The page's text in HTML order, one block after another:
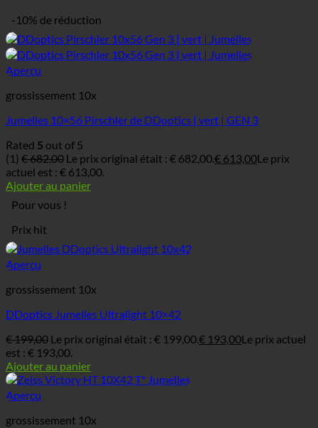
-10% de réduction
Aperçu
grossissement 10x
Jumelles 10×56 Pirschler de DDoptics | vert | GEN 3
Rated 5 out of 5
(1) €682,00 Le prix original était : € 682,00.€ 613,00Le prix
actuel est : € 613,00.
Ajouter au panier
Pour vous !
Prix hit
Aperçu
grossissement 10x
DDoptics Jumelles Ultralight 10×42
€199,00 Le prix original était : € 199,00.€ 193,00Le prix actuel
est : € 193,00.
Ajouter au panier
Aperçu
grossissement 10x